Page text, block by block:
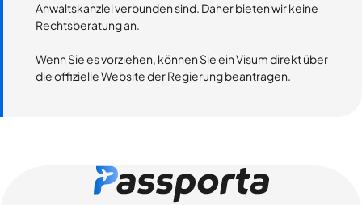
Anwaltskanzlei verbunden sind. Daher bieten wir keine
Rechtsberatung an.
Wenn Sie es vorziehen, können Sie ein Visum direkt über
die offizielle Website der Regierung beantragen.